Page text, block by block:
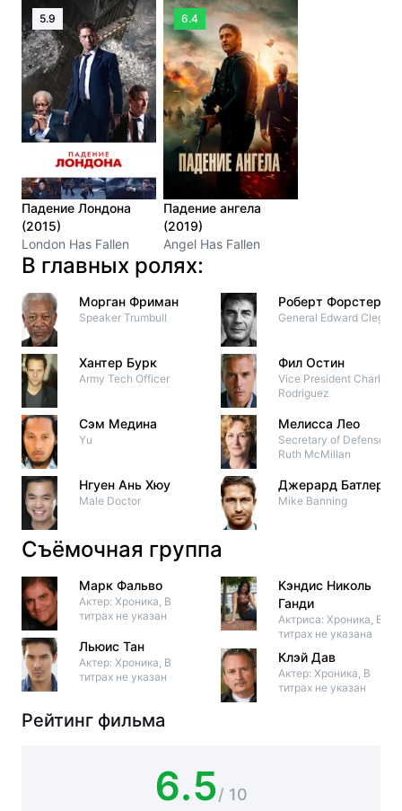
5.9
Падение Лондона
(2015)
London Has Fallen
6.4
Падение ангела
(2019)
Angel Has Fallen
В главных ролях:
Морган Фриман
Speaker Trumbull
Хантер Бурк
Army Tech Officer
Сэм Медина
Yu
Нгуен Ань Хюу
Male Doctor
Роберт Форстер
General Edward Clegg
Фил Остин
Vice President Charlie
Rodriguez
Мелисса Лео
Secretary of Defense
Ruth McMillan
Джерард Батлер
Mike Banning
Съёмочная группа
Марк Фальво
Актер: Хроника, В
титрах не указан
Льюис Тан
Актер: Хроника, В
титрах не указан
Кэндис Николь
Ганди
Актриса: Хроника, В
титрах не указана
Клэй Дав
Актер: Хроника, В
титрах не указан
Рейтинг фильма
6.5/ 10